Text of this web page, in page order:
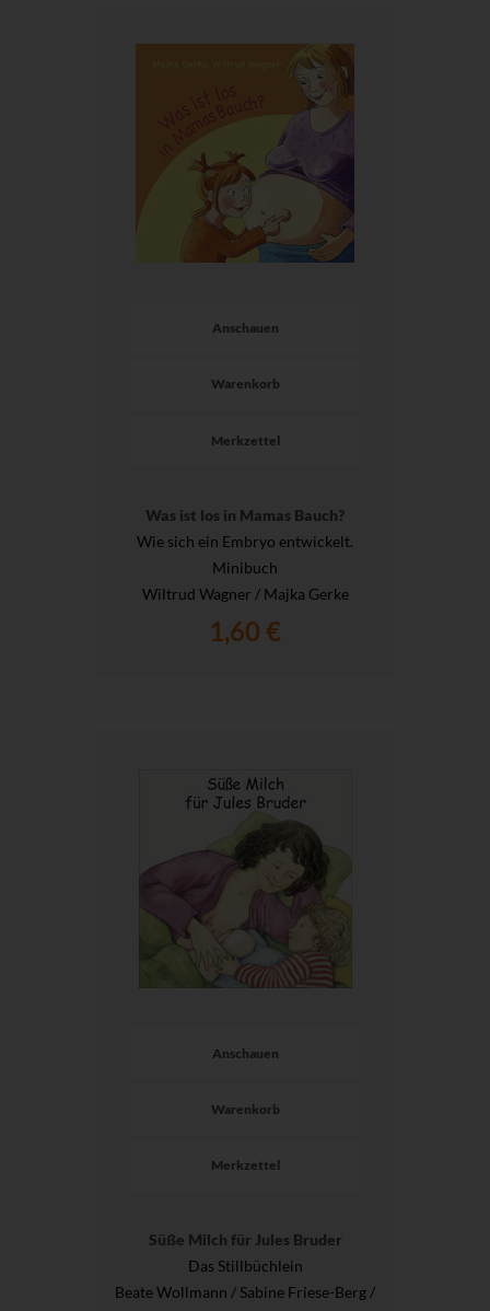
Anschauen
Warenkorb
Merkzettel
Was ist los in Mamas Bauch?
Wie sich ein Embryo entwickelt.
Minibuch
Wiltrud Wagner / Majka Gerke
1,60 €
Anschauen
Warenkorb
Merkzettel
Süße Milch für Jules Bruder
Das Stillbüchlein
Beate Wollmann / Sabine Friese-Berg /